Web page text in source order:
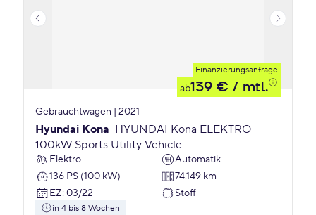
Finanzierungsanfrage
ab139 € / mtl.
Gebrauchtwagen | 2021
Hyundai Kona HYUNDAI Kona ELEKTRO
100kW Sports Utility Vehicle
Elektro
Automatik
136 PS (100 kW)
74.149 km
EZ: 03/22 Stoff
in 4 bis 8 Wochen